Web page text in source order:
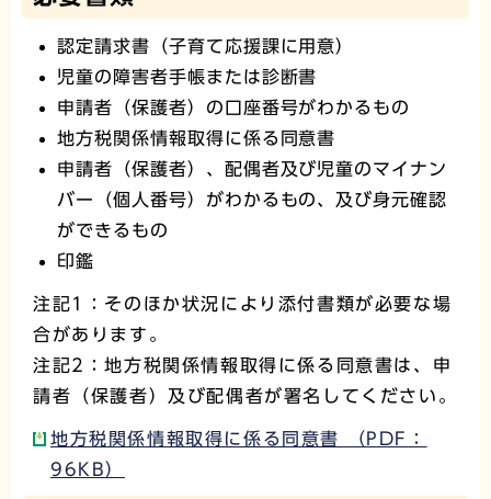
認定請求書（子育て応援課に用意）
児童の障害者手帳または診断書
申請者（保護者）の口座番号がわかるもの
地方税関係情報取得に係る同意書
申請者（保護者）、配偶者及び児童のマイナン
バー（個人番号）がわかるもの、及び身元確認
ができるもの
印鑑
注記1：そのほか状況により添付書類が必要な場
合があります。
注記2：地方税関係情報取得に係る同意書は、申
請者（保護者）及び配偶者が署名してください。
地方税関係情報取得に係る同意書 （PDF：
96KB）